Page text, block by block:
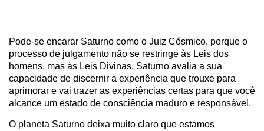
Pode-se encarar Saturno como o Juiz Cósmico, porque o
processo de julgamento não se restringe às Leis dos
homens, mas às Leis Divinas. Saturno avalia a sua
capacidade de discernir a experiência que trouxe para
aprimorar e vai trazer as experiências certas para que você
alcance um estado de consciência maduro e responsável.
O planeta Saturno deixa muito claro que estamos